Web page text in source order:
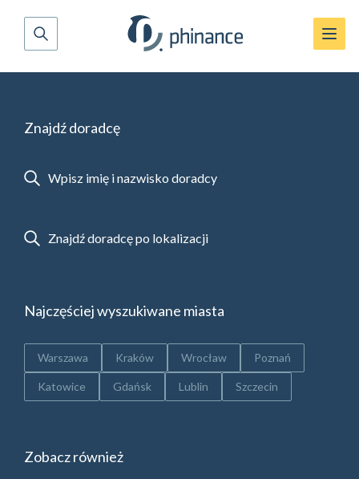
Znajdź doradcę
Najczęściej wyszukiwane miasta
Warszawa Kraków Wrocław Poznań
Katowice Gdańsk Lublin Szczecin
Zobacz również